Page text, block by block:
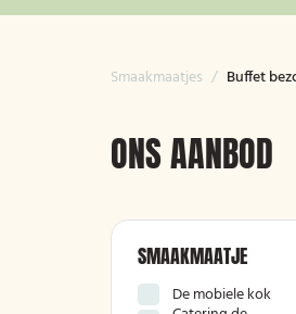
Smaakmaatjes / Buffet
ONS AANBOD
SMAAKMAATJE
De mobiele kok